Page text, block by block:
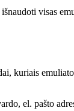
visas
kuriais
el. pašto